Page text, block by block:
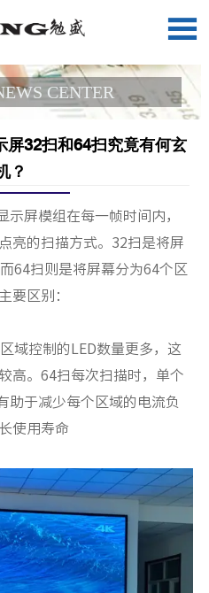

CENTER
屏32扫和64扫究竟有何玄
？
模组在每一帧时间内，
亮的扫描方式。32扫是将屏
64扫则是将屏幕分为64个区
要区别：
控制的LED数量更多，这
高。64扫每次扫描时，单个
助于减少每个区域的电流负
使用寿命